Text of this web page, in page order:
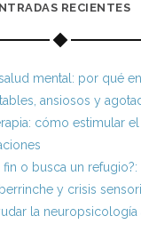
RECIENTES
mental: por qué
ansiosos y
cómo estimular
fin o busca un
y crisis
la neuropsicología